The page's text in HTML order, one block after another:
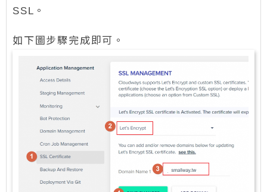
SSL。
如下圖步驟完成即可。